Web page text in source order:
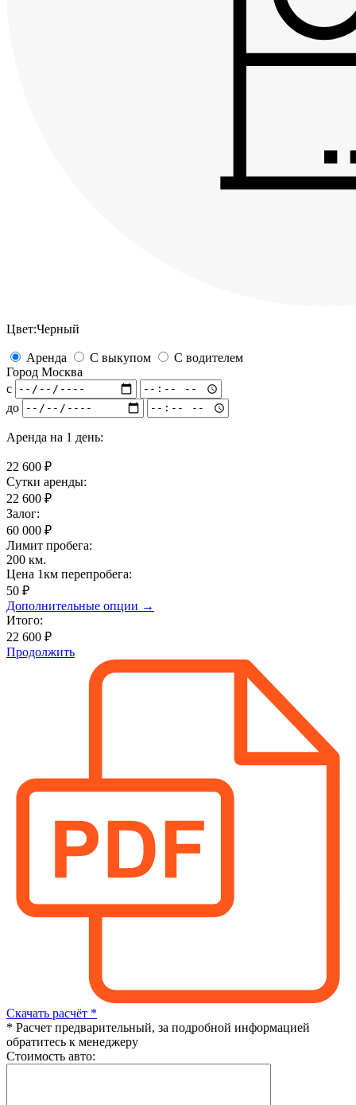
Цвет:Черный
Аренда С выкупом
С водителем
Город Москва
с
до
Аренда на 1 день:
22 600 ₽
Сутки аренды:
22 600 ₽
Залог:
60 000 ₽
Лимит пробега:
200 км.
Цена 1км перепробега:
50 ₽
Дополнительные опции →
Итого:
22 600 ₽
Продолжить
Скачать расчёт *
* Расчет предварительный, за подробной информацией
обратитесь к менеджеру
Стоимость авто: